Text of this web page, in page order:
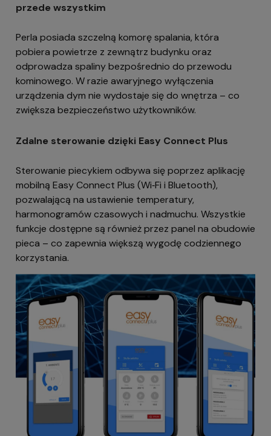
przede wszystkim
Perla posiada szczelną komorę spalania, która
pobiera powietrze z zewnątrz budynku oraz
odprowadza spaliny bezpośrednio do przewodu
kominowego. W razie awaryjnego wyłączenia
urządzenia dym nie wydostaje się do wnętrza – co
zwiększa bezpieczeństwo użytkowników.
Zdalne sterowanie dzięki Easy Connect Plus
Sterowanie piecykiem odbywa się poprzez aplikację
mobilną Easy Connect Plus (Wi‑Fi i Bluetooth),
pozwalającą na ustawienie temperatury,
harmonogramów czasowych i nadmuchu. Wszystkie
funkcje dostępne są również przez panel na obudowie
pieca – co zapewnia większą wygodę codziennego
korzystania.